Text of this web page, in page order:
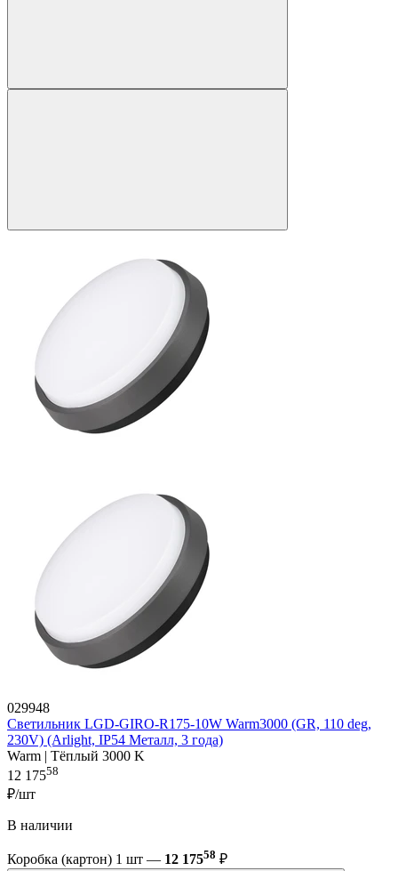
029948
Светильник LGD-GIRO-R175-10W Warm3000 (GR, 110 deg,
230V) (Arlight, IP54 Металл, 3 года)
Warm | Тёплый 3000 K
12 17558
₽/шт
В наличии
Коробка (картон) 1 шт — 12 17558 ₽